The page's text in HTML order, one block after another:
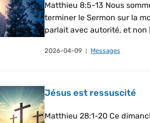
Matthieu 8:5-13 Nous
terminer le Sermon sur la
parlait avec autorité, et non
2026-04-09 Messages
Jésus est ressuscité
Matthieu 28:1-20 Ce